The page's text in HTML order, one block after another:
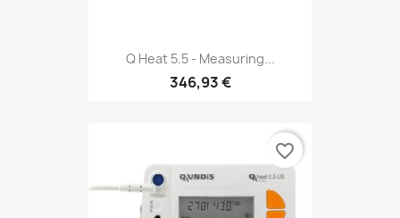
Q Heat 5.5 - Measuring...
346,93 €
favorite_border